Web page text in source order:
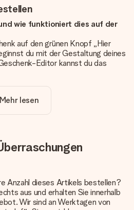
wie funktioniert dies auf der
auf den grünen Knopf „Hier
du mit der Gestaltung deines
Editor kannst du das
Designs, um deinem
zu verleihen.
bleibt es übersichtlich!
Qualität?
dass du mit deinem Geschenk
ist es wichtig, qualitativ
Wenn du dir nicht sicher
Qualität aufweist, wende
Mehr lesen
Anzahl dieses Artikels bestellen?
aus und erhalten Sie innerhalb
Wir sind an Werktagen von